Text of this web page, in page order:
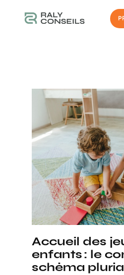
Accueil des
enfants : le
schéma